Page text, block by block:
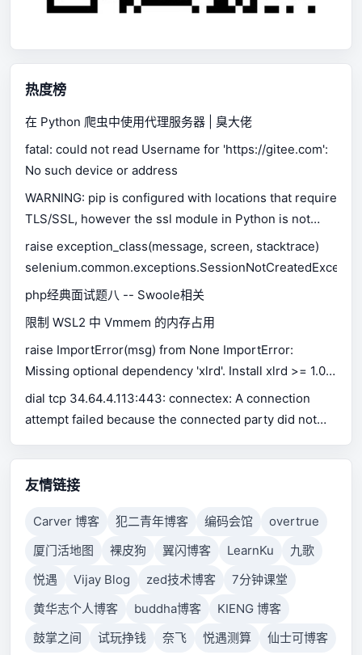
热度榜
在 Python 爬虫中使用代理服务器 | 臭大佬
fatal: could not read Username for 'https://gitee.com':
No such device or address
WARNING: pip is configured with locations that require
TLS/SSL, however the ssl module in Python is not
available.
raise exception_class(message, screen, stacktrace)
php经典面试题八 -- Swoole相关
限制 WSL2 中 Vmmem 的内存占用
raise ImportError(msg) from None ImportError:
Missing optional dependency 'xlrd'. Install xlrd >= 1.0.0
for Excel support Use pip or conda to install xlrd.
dial tcp 34.64.4.113:443: connectex: A connection
attempt failed because the connected party did not
connection failed because connected host has failed
to respond.
友情链接
Carver 博客 犯二青年博客 编码会馆
overtrue
厦门活地图
裸皮狗 翼闪博客 LearnKu
九歌
悦遇
Vijay Blog zed技术博客
7分钟课堂
黄华志个人博客
buddha博客
KIENG 博客
鼓掌之间
试玩挣钱 奈飞 悦遇测算 仙士可博客